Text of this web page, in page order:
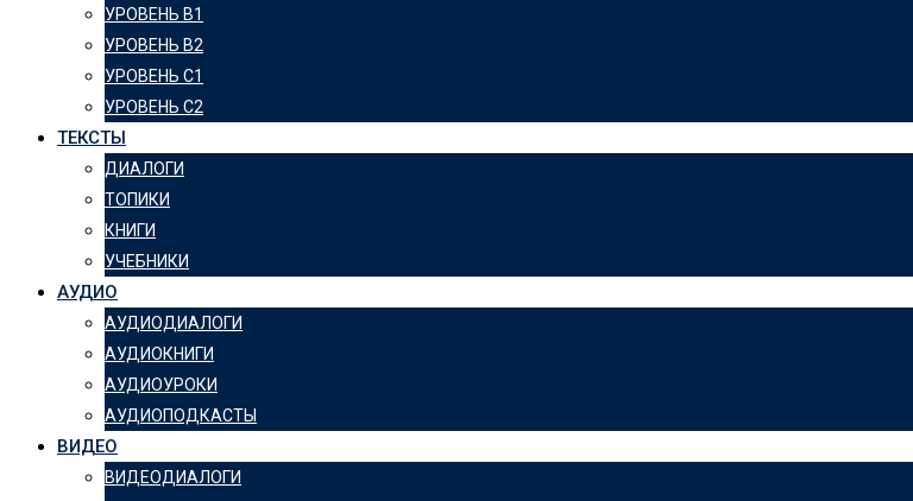
УРОВЕНЬ B1
УРОВЕНЬ B2
УРОВЕНЬ C1
УРОВЕНЬ C2
ТЕКСТЫ
ДИАЛОГИ
ТОПИКИ
КНИГИ
УЧЕБНИКИ
АУДИО
АУДИОДИАЛОГИ
АУДИОКНИГИ
АУДИОУРОКИ
АУДИОПОДКАСТЫ
ВИДЕО
ВИДЕОДИАЛОГИ